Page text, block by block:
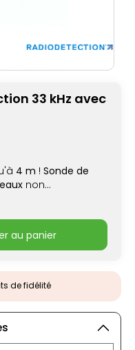
33 kHz avec
4 m ! Sonde de
non
au panier
de fidélité